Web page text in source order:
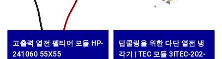
고출력 열전 펠티어 모듈 HP-
241060 55X55
딥쿨링을 위한 다단 열전 냉
각기 | TEC 모듈 3iTEC-202-